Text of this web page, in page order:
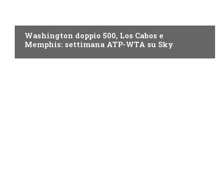
Washington doppio 500, Los Cabos e
Memphis: settimana ATP-WTA su Sky